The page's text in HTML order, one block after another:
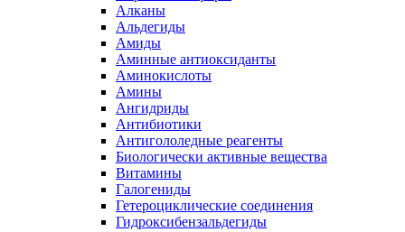
Алканы
Альдегиды
Амиды
Аминные антиоксиданты
Аминокислоты
Амины
Ангидриды
Антибиотики
Антигололедные реагенты
Биологически активные вещества
Витамины
Галогениды
Гетероциклические соединения
Гидроксибензальдегиды